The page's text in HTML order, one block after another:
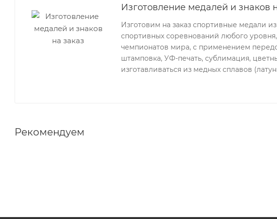
Изготовление медалей и знаков
Изготовим на заказ спортивные медали
спортивных соревнований любого
чемпионатов мира, с применением
штамповка, УФ-печать, сублимация,
изготавливаться из медных сплавов
Рекомендуем